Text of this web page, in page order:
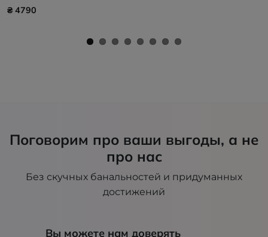
₴ 4790
Поговорим про ваши выгоды, а не
про нас
Без скучных банальностей и придуманных
достижений
Вы можете нам доверять